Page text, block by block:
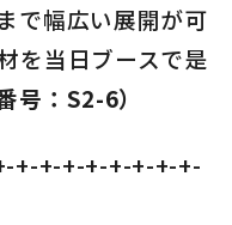
で幅広い展開が可
を当日ブースで是
号：S2-6）
+-+-+-+-+-+-+-+-